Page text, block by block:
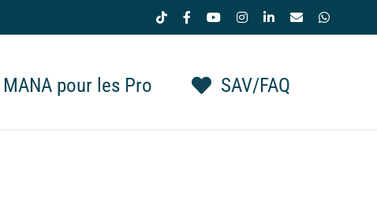
Tiktok FacebookYouTubeInstagramLinkedIn
Email
MANA pour les Pro SAV/FAQ